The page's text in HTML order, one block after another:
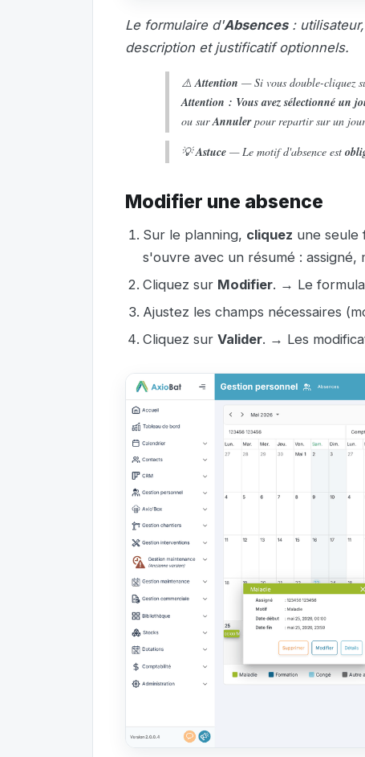
Le formulaire d'Absences:
description et justificatif optionnels.
⚠️ Attention — Si vous double-cliquez
Attention : Vous avez sélectionné un
ou surAnnulerpour repartir sur un
💡Astuce — Le motif d'absence est
Modifier une absence
Sur le planning, cliquez une seule
s'ouvre avec un résumé :
Cliquez sur Modifier. → Le
Ajustez les champs nécessaires
Cliquez sur Valider. → Les